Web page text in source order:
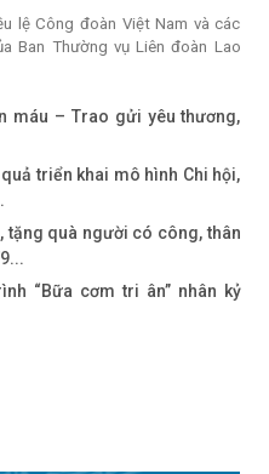
định về việc công bố thủ tục
vực đất đai thuộc phạm vi chức
lệ Công đoàn Việt Nam và các
Ban Thường vụ Liên đoàn Lao
máu – Trao gửi yêu thương,
triển khai mô hình Chi hội,
tặng quà người có công, thân
“Bữa cơm tri ân” nhân kỷ